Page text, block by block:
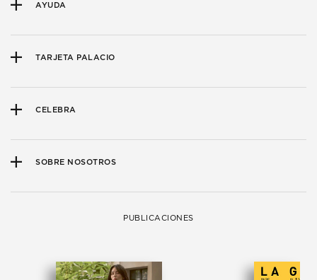
AYUDA
TARJETA PALACIO
CELEBRA
SOBRE NOSOTROS
PUBLICACIONES